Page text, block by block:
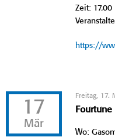
Zeit: 17.00
https://
17
Mär
Freitag, 17.
Wo: